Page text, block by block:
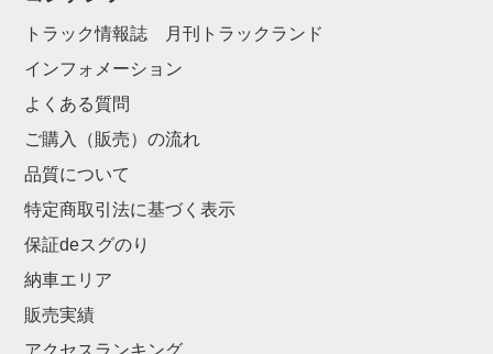
トラック情報誌 月刊トラックランド
インフォメーション
よくある質問
ご購入（販売）の流れ
品質について
特定商取引法に基づく表示
保証deスグのり
納車エリア
販売実績